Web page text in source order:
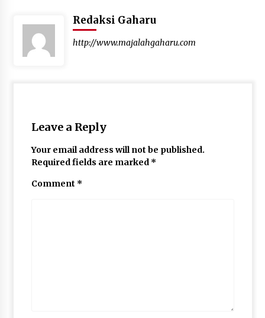
Redaksi Gaharu
http://www.majalahgaharu.com
Leave a Reply
Your email address will not be published.
Required fields are marked *
Comment *